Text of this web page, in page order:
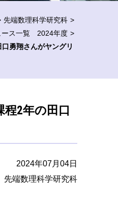
先端数理科学研究科
ス一覧 2024年度
勇翔さんがヤングリ
2年の田口
2024年07月04日
端数理科学研究科